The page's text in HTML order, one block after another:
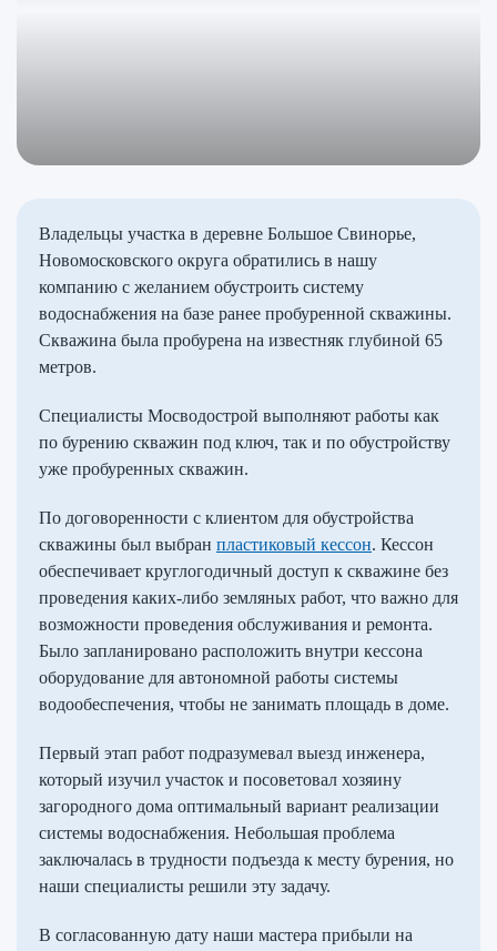
Владельцы участка в деревне Большое Свинорье,
Новомосковского округа обратились в нашу
компанию с желанием обустроить систему
водоснабжения на базе ранее пробуренной скважины.
Скважина была пробурена на известняк глубиной 65
метров.
Специалисты Мосводострой выполняют работы как
по бурению скважин под ключ, так и по обустройству
уже пробуренных скважин.
По договоренности с клиентом для обустройства
скважины был выбран пластиковый кессон. Кессон
обеспечивает круглогодичный доступ к скважине без
проведения каких-либо земляных работ, что важно для
возможности проведения обслуживания и ремонта.
Было запланировано расположить внутри кессона
оборудование для автономной работы системы
водообеспечения, чтобы не занимать площадь в доме.
Первый этап работ подразумевал выезд инженера,
который изучил участок и посоветовал хозяину
загородного дома оптимальный вариант реализации
системы водоснабжения. Небольшая проблема
заключалась в трудности подъезда к месту бурения, но
наши специалисты решили эту задачу.
В согласованную дату наши мастера прибыли на